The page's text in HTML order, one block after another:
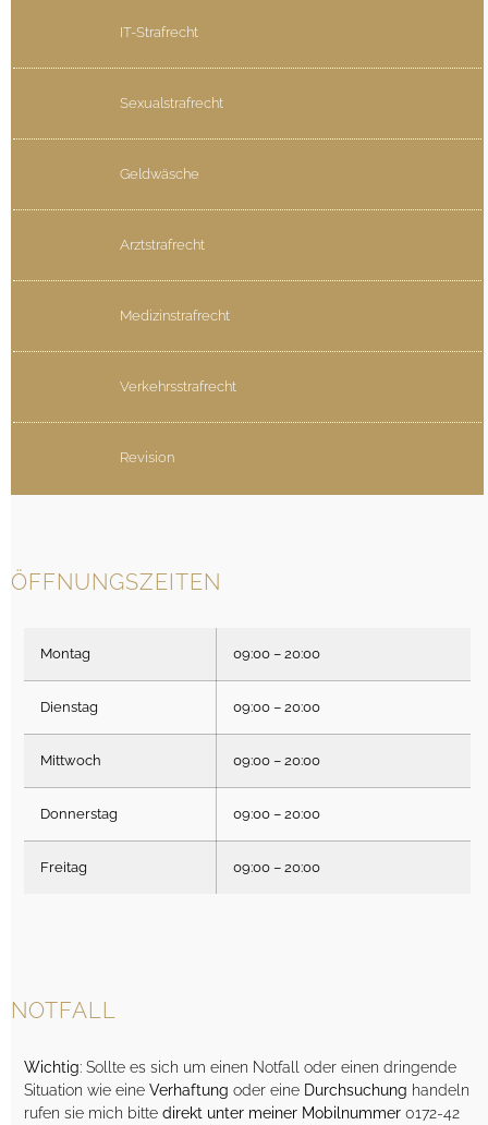
IT-Strafrecht
Sexualstrafrecht
Geldwäsche
Arztstrafrecht
Medizinstrafrecht
Verkehrsstrafrecht
Revision
ÖFFNUNGSZEITEN
Montag 09:00 – 20:00
Dienstag 09:00 – 20:00
Mittwoch 09:00 – 20:00
Donnerstag 09:00 – 20:00
Freitag 09:00 – 20:00
NOTFALL
Wichtig: Sollte es sich um einen Notfall oder einen dringende
Situation wie eine Verhaftung oder eine Durchsuchung handeln
rufen sie mich bitte direkt unter meiner Mobilnummer 0172-42